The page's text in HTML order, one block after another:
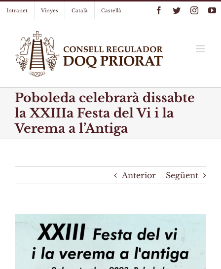
Intranet Vinyes Català Castellà Facebook
Twitter
Poboleda celebrarà dissabte
la XXIIIa Festa del Vi i la
Verema a l’Antiga
Anterior Següent
Larger
Image